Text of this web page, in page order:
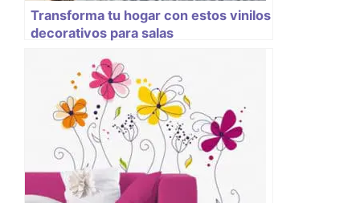
Transforma tu hogar con estos vinilos
decorativos para salas